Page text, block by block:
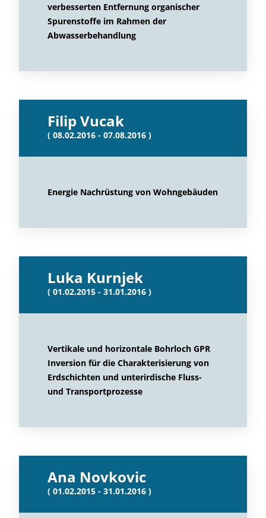
verbesserten Entfernung organischer
Spurenstoffe im Rahmen der
Abwasserbehandlung
Filip Vucak
( 08.02.2016 - 07.08.2016 )
Energie Nachrüstung von Wohngebäuden
Luka Kurnjek
( 01.02.2015 - 31.01.2016 )
Vertikale und horizontale Bohrloch GPR
Inversion für die Charakterisierung von
Erdschichten und unterirdische Fluss-
und Transportprozesse
Ana Novkovic
( 01.02.2015 - 31.01.2016 )